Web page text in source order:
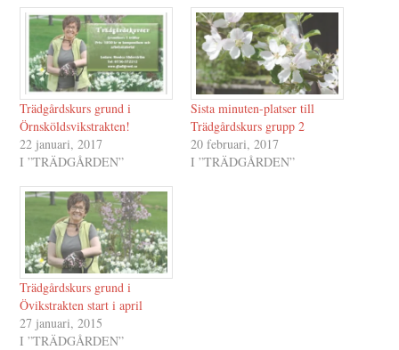
Trädgårdskurs grund i
Örnsköldsvikstrakten!
22 januari, 2017
I ”TRÄDGÅRDEN”
Sista minuten-platser till
Trädgårdskurs grupp 2
20 februari, 2017
I ”TRÄDGÅRDEN”
Trädgårdskurs grund i
Övikstrakten start i april
27 januari, 2015
I ”TRÄDGÅRDEN”